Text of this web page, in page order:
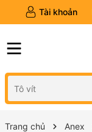
Tài khoản
Trang chủ Anex